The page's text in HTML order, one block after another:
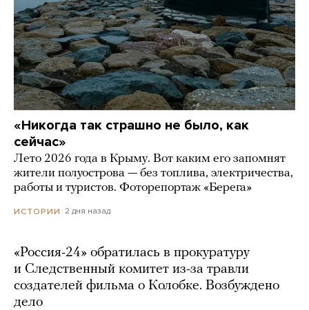
«Никогда так страшно не было, как
сейчас»
Лето 2026 года в Крыму. Вот каким его запомнят
жители полуострова — без топлива, электричества,
работы и туристов. Фоторепортаж «Берега»
ИСТОРИИ 2 дня назад
«Россия-24» обратилась в прокуратуру
и Следственный комитет из-за травли
создателей фильма о Колобке. Возбуждено
дело